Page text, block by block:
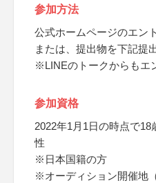
参加方法
公式ホームページのエン
または、提出物を下記提
※LINEのトークからもエ
参加資格
2022年1月1日の時点で18
性
※日本国籍の方
※オーディション開催地